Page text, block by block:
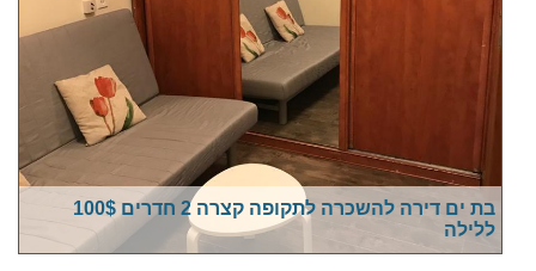
בת ים דירה להשכרה לתקופה קצרה 2 חדרים 100$
ללילה